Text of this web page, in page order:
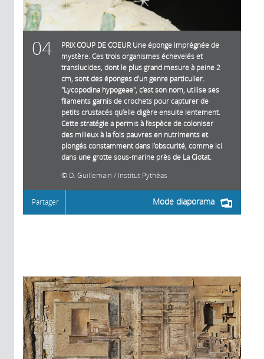
04
PRIX COUP DE COEUR Une éponge imprégnée de
mystère. Ces trois organismes échevelés et
translucides, dont le plus grand mesure à peine 2
cm, sont des éponges d’un genre particulier.
"Lycopodina hypogeae", c’est son nom, utilise ses
filaments garnis de crochets pour capturer de
petits crustacés qu’elle digère ensuite lentement.
Cette stratégie a permis à l’espèce de coloniser
des milieux à la fois pauvres en nutriments et
plongés constamment dans l’obscurité, comme ici
dans une grotte sous-marine près de La Ciotat.
D. Guillemain / Institut Pythéas
Mode diaporama
Partager